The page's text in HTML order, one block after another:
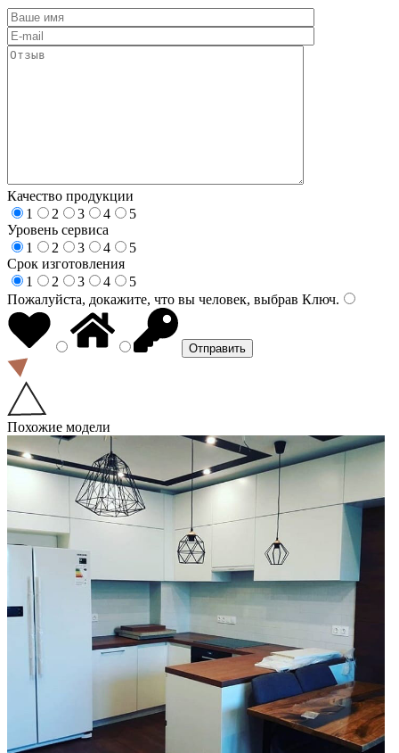
Качество продукции
1
2 3 4
5
Уровень сервиса
1
2 3 4
5
Срок изготовления
1
2 3 4
5
Пожалуйста, докажите, что вы человек, выбрав Ключ.
Похожие модели